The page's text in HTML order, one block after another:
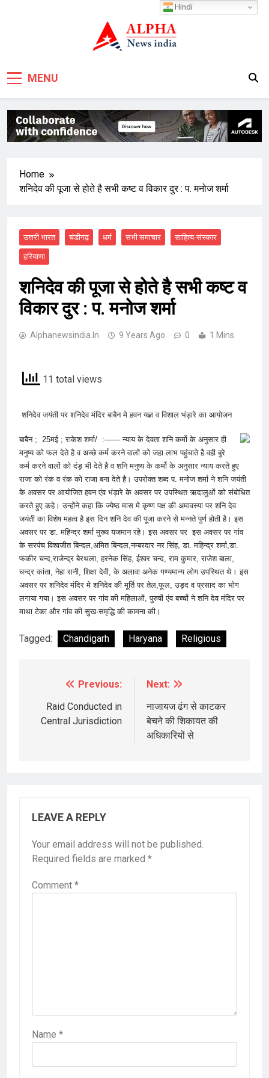
MENU
Home
शनिदेव की पूजा से होते है सभी कष्ट व विकार दुर : प. मनोज शर्मा
उत्तरी भारत चंडीगढ़ धर्म सभी समाचार साहित्य-संस्कार
हरियाणा
शनिदेव की पूजा से होते है सभी कष्ट व
विकार दुर : प. मनोज शर्मा
Alphanewsindia.in 9 Years Ago 0 1 Mins
11 total views
शनिदेव जयंती पर शनिदेव मंदिर बाबैन मे हवन यज्ञ व विशाल भंड़ारे का आयोजन
बाबैन ; 25मई ; राकेश शर्मा/ :—— न्याय के देवता शनि कर्मो के अनुसार ही
मनुष्य को फल देते है व अच्छे कर्म करने वालों को जहा लाभ पहुंचाते है वही बुरे
कर्म करने वालों को दंड़ भी देते है व शनि मनुष्य के कर्मो के अनुसार न्याय करते हुए
राजा को रंक व रंक को राजा बना देते है। उपरोक्त शब्द प. मनोज शर्मा ने शनि जयंती
के अवसर पर आयोजित हवन एंव भंड़ारे के अवसर पर उपस्थित ऋदालुओं को संबोधित
करते हुए कहे। उन्होंने कहा कि ज्येष्ठ मास मे कृष्ण पक्ष की अमावस्या पर शनि देव
जयंती का विशेष महत्व है इस दिन शनि देव की पूजा करने से मन्नते पुर्ण होती है। इस
अवसर पर डा. महिन्द्र शर्मा मुख्य यजमान रहे। इस अवसर पर इस अवसर पर गांव
के सरपंच विश्वजीत बिन्दल,अमित बिन्दल,नम्बरदार नर सिंह, डा. महिन्द्र शर्मा,डा.
फकीर चन्द,राजेन्द्र बेरथला, हरनेक सिंह, ईश्वर चन्द, राम कुमार, राजेश बाला,
चन्द्र कांता, नेहा रानी, शिक्षा देवी, के अलावा अनेक गण्यमान्य लोग उपस्थित थे। इस
अवसर पर शनिदेव मंदिर मे शनिदेव की मूर्ति पर तेल,फूल, उड़द व प्रसाद का भोग
लगाया गया। इस अवसर पर गांव की महिलाओं, पुरुषों एंव बच्चों ने शनि देव मंदिर पर
माथा टेका और गांव की सुख-समृद्धि की कामना की।
Tagged: Chandigarh Haryana Religious
navigation
Previous:
Raid Conducted in
Central Jurisdiction
Next:
नाजायज ढंग से काटकर
बेचने की शिकायत की
अधिकारियों से
LEAVE A REPLY
Your email address will not be published.
Required fields are marked *
Comment *
Name *
Hindi